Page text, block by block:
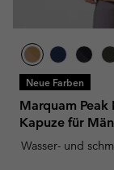
Neue Farben
Marquam
Kapuze für
Wasser- und